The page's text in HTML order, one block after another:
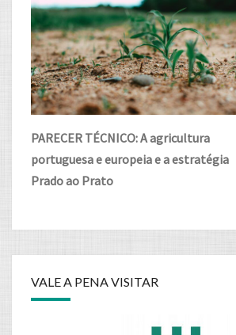
PARECER TÉCNICO: A agricultura
portuguesa e europeia e a estratégia
Prado ao Prato
VALE A PENA VISITAR